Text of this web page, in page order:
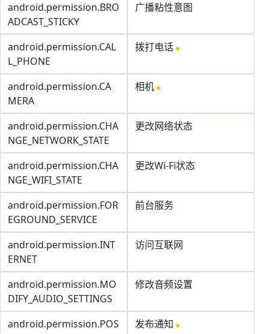
android.permission.BRO
ADCAST_STICKY
广播粘性意图
android.permission.CAL
L_PHONE
拨打电话
android.permission.CA
MERA
相机
android.permission.CHA
NGE_NETWORK_STATE
更改网络状态
android.permission.CHA
NGE_WIFI_STATE
更改Wi-Fi状态
android.permission.FOR
EGROUND_SERVICE
前台服务
android.permission.INT
ERNET
访问互联网
android.permission.MO
DIFY_AUDIO_SETTINGS
修改音频设置
android.permission.POS
发布通知